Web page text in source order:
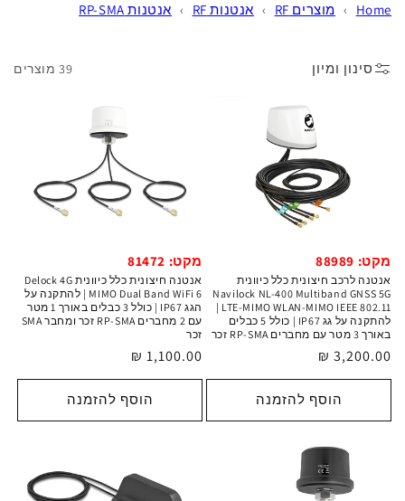
ק
צ
Home
› מוצרים RF › אנטנות RF › אנטנות RP-SMA
סינון ומיון 39 מוצרים
מקט: 88989
אנטנה לרכב חיצונית כלל כיוונית
Navilock NL-400 Multiband GNSS 5G
LTE-MIMO WLAN-MIMO IEEE 802.11 |
להתקנה על גג IP67 | כולל 5 כבלים
באורך 3 מטר עם מחברים RP-SMA זכר
מחיר
רגיל
3,200.00 ₪
הוסף להזמנה
מקט: 81472
אנטנה חיצונית כלל כיוונית Delock 4G
MIMO Dual Band WiFi 6 | להתקנה על
הגג IP67 | כולל 3 כבלים באורך 1 מטר
עם 2 מחברים RP-SMA זכר ומחבר SMA
זכר
מחיר
רגיל
1,100.00 ₪
הוסף להזמנה